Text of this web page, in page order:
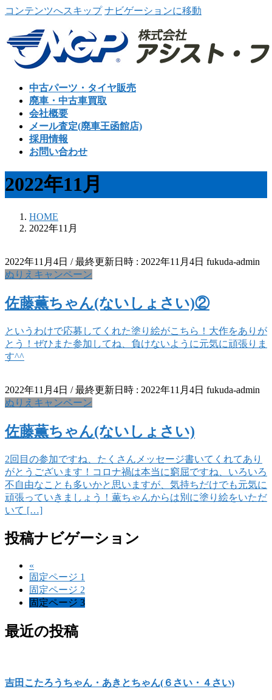
コンテンツへスキップ ナビゲーションに移動
中古パーツ・タイヤ販売
廃車・中古車買取
会社概要
メール査定(廃車王函館店)
採用情報
お問い合わせ
2022年11月
HOME
2022年11月
2022年11月4日 / 最終更新日時 : 2022年11月4日 fukuda-admin
ぬりえキャンペーン
佐藤薫ちゃん(ないしょさい)②
というわけで応募してくれた塗り絵がこちら！大作をありが
とう！ぜひまた参加してね、負けないように元気に頑張りま
す^^
2022年11月4日 / 最終更新日時 : 2022年11月4日 fukuda-admin
ぬりえキャンペーン
佐藤薫ちゃん(ないしょさい)
2回目の参加ですね、たくさんメッセージ書いてくれてあり
がとうございます！コロナ禍は本当に窮屈ですね、いろいろ
不自由なことも多いかと思いますが、気持ちだけでも元気に
頑張っていきましょう！薫ちゃんからは別に塗り絵をいただ
いて […]
投稿ナビゲーション
«
固定ページ 1
固定ページ 2
固定ページ 3
最近の投稿
吉田こたろうちゃん・あきとちゃん(６さい・４さい)